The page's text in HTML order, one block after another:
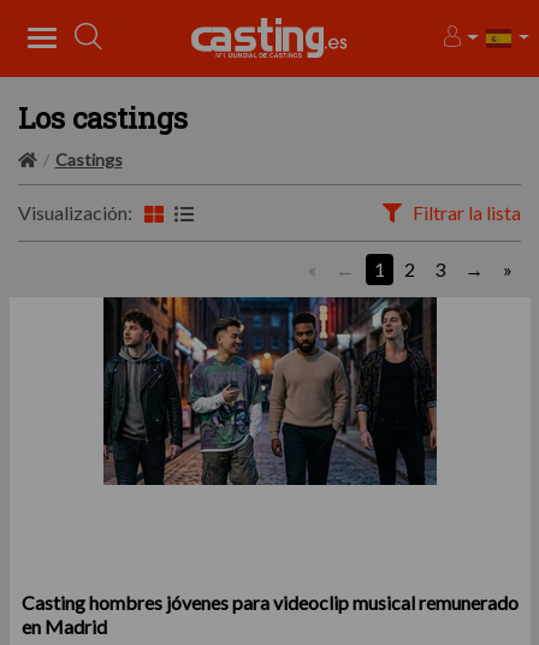
Los castings
Castings
Visualización: Filtrar la lista
« 1 2 3 »
Casting hombres jóvenes para videoclip musical remunerado
en Madrid